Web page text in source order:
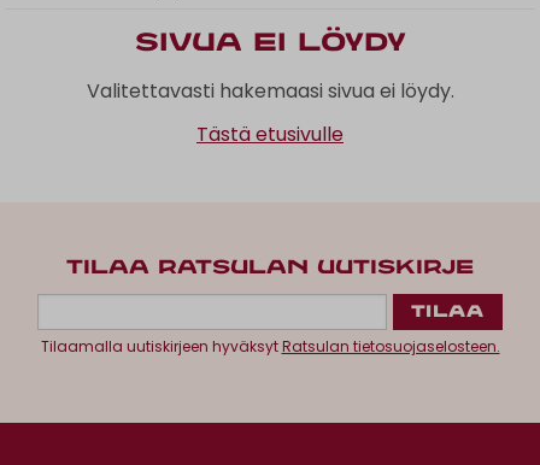
Sivua ei löydy
Valitettavasti hakemaasi sivua ei löydy.
Tästä etusivulle
TILAA RATSULAN UUTISKIRJE
Tilaamalla uutiskirjeen hyväksytRatsulan tietosuojaselosteen.